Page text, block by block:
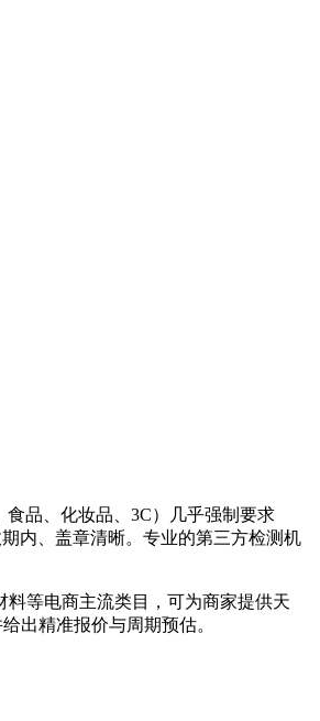
品、化妆品、3C）几乎强制要求
内、盖章清晰。专业的第三方检测机
等电商主流类目，可为商家提供天
出精准报价与周期预估。